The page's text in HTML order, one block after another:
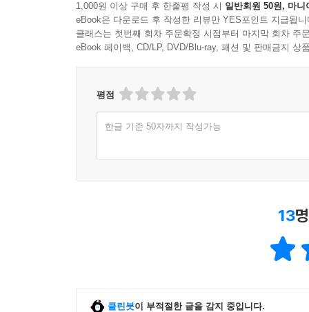
1,000원 이상 구매 후 한줄평 작성 시 일반회원 50원, 마니
eBook은 다운로드 후 작성한 리뷰만 YES포인트 지급됩니
클래스는 첫번째 회차 주문확정 시점부터 마지막 회차 주
eBook 페이백, CD/LP, DVD/Blu-ray, 패션 및 판매금지 상
평점
한글 기준 50자까지 작성가능
13
클린봇이 부적절한 글을 감지 중입니다.